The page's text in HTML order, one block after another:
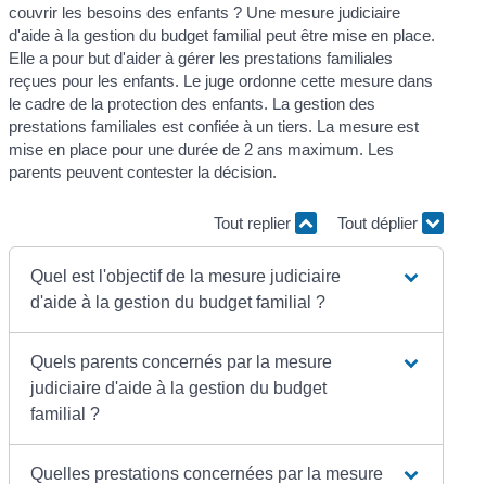
couvrir les besoins des enfants ? Une mesure judiciaire
d'aide à la gestion du budget familial peut être mise en place.
Elle a pour but d'aider à gérer les prestations familiales
reçues pour les enfants. Le juge ordonne cette mesure dans
le cadre de la protection des enfants. La gestion des
prestations familiales est confiée à un tiers. La mesure est
mise en place pour une durée de 2 ans maximum. Les
parents peuvent contester la décision.
Tout replier Tout déplier
Quel est l'objectif de la mesure judiciaire
d'aide à la gestion du budget familial ?
Quels parents concernés par la mesure
judiciaire d'aide à la gestion du budget
familial ?
Quelles prestations concernées par la mesure